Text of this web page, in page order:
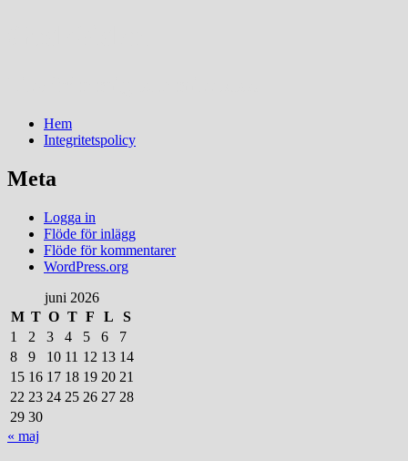
Menu
Widgets
Search
Skip
Hem
Integritetspolicy
Meta
Logga in
Flöde för inlägg
Flöde för kommentarer
WordPress.org
juni 2026
M T O T F L
S
1
2 3 4 5 6
7
8
9 10 11 12 13 14
15 16 17 18 19 20 21
22 23 24 25 26 27 28
29 30
« maj